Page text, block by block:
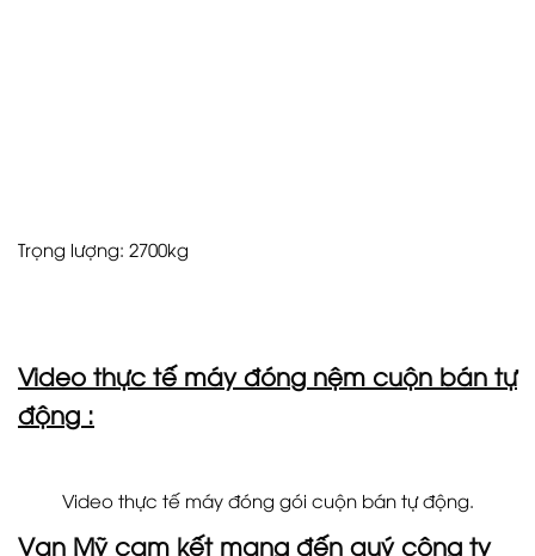
Trọng lượng: 2700kg
Video thực tế máy đóng nệm cuộn bán tự
động :
Video thực tế máy đóng gói cuộn bán tự động.
Vạn Mỹ cam kết mang đến quý công ty